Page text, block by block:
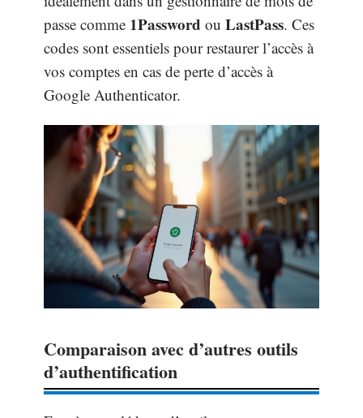
passe comme 1Password ou LastPass. Ces
codes sont essentiels pour restaurer l’accès à
vos comptes en cas de perte d’accès à
Google Authenticator.
Comparaison avec d’autres outils
d’authentification